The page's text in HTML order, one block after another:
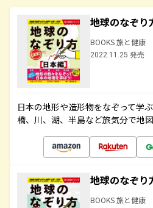
地球のなぞ
BOOKS 旅と健康
2022.11.25 発売
日本の地形や造形物をなぞって学
橋、川、湖、半島など旅気分で地
地球のなぞ
BOOKS 旅と健康